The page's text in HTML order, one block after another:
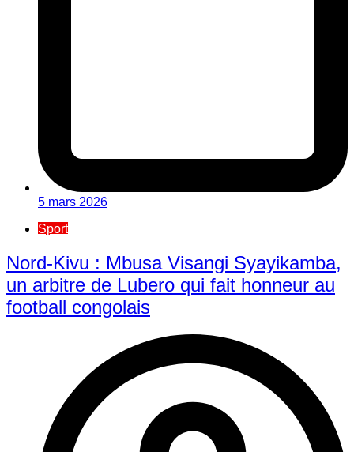
5 mars 2026
Sport
Nord-Kivu : Mbusa Visangi Syayikamba,
un arbitre de Lubero qui fait honneur au
football congolais